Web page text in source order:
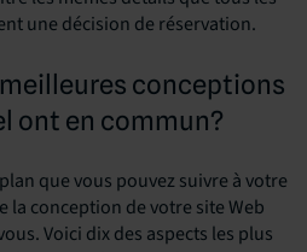
une décision de réservation.
conceptions
ont en commun?
que vous pouvez suivre à votre
la conception de votre site Web
Voici dix des aspects les plus